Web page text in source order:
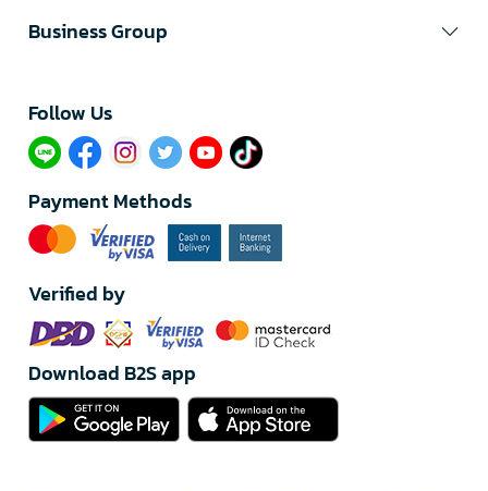
Business Group
Follow Us​
Payment Methods
Verified by
Download B2S app